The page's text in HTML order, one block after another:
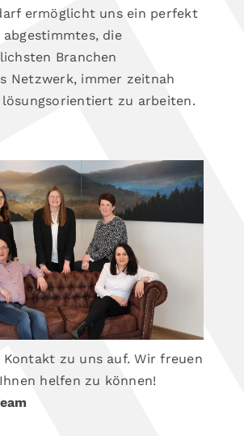
ermöglicht uns ein perfekt
die
Branchen
Netzwerk, immer zeitnah
zu arbeiten.
Kontakt zu uns auf. Wir freuen
helfen zu können!